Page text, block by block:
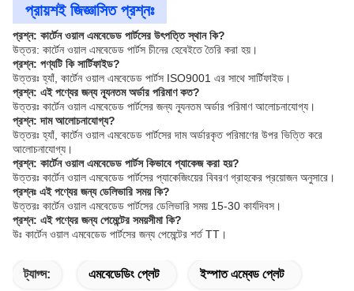
প্রায়শই জিজ্ঞাসিত প্রশ্নঃ
প্রশ্ন: কার্টেন ওয়াল এমবেডেড পার্টসের উৎপত্তি স্থান কি?
উত্তর: কার্টেন ওয়াল এমবেডেড পার্টস চীনের হেবেইতে তৈরি করা হয়।
প্রশ্ন: পণ্যটি কি সার্টিফাইড?
উত্তরঃ হ্যাঁ, কার্টেন ওয়াল এমবেডেড পার্টস ISO9001 এর সাথে সার্টিফাইড।
প্রশ্ন: এই পণ্যের জন্য ন্যূনতম অর্ডার পরিমাণ কত?
উত্তরঃ কার্টেন ওয়াল এমবেডেড পার্টসের জন্য ন্যূনতম অর্ডার পরিমাণ আলোচনাযোগ্য।
প্রশ্ন: দাম আলোচনাযোগ্য?
উত্তরঃ হ্যাঁ, কার্টেন ওয়াল এমবেডেড পার্টসের দাম অর্ডারকৃত পরিমাণের উপর ভিত্তি করে
আলোচনাযোগ্য।
প্রশ্ন: কার্টেন ওয়াল এমবেডেড পার্টস কিভাবে প্যাকেজ করা হয়?
উত্তরঃ কার্টেন ওয়াল এমবেডেড পার্টসের প্যাকেজিংয়ের বিবরণ গ্রাহকের প্রয়োজন অনুসারে।
প্রশ্নঃ এই পণ্যের জন্য ডেলিভারি সময় কি?
উত্তরঃ কার্টেন ওয়াল এমবেডেড পার্টসের ডেলিভারি সময় 15-30 কার্যদিবস।
প্রশ্ন: এই পণ্যের জন্য পেমেন্টের সময়সীমা কি?
উঃ কার্টেন ওয়াল এমবেডেড পার্টসের জন্য পেমেন্টের শর্ত TT।
ট্যাগ্স: এমবেডেডিং প্লেট ইস্পাত এম্বেড প্লেট